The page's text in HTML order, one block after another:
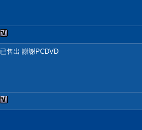
已售出 謝謝PCDVD